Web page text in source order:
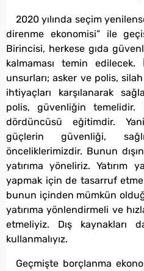
2020 yılında seçim
direnme ekonomisi” ile
Birincisi, herkese gıda
kalmaması temin
unsurları; asker ve polis,
ihtiyaçları karşılanarak
polis, güvenliğin temelidir.
dördüncüsü eğitimdir.
güçlerin güvenliği,
önceliklerimizdir. Bunun
yatırıma yöneliriz. Yatırım
yapmak için de tasarruf
bunun içinden mümkün
yatırıma yönlendirmeli ve
etmeliyiz. Dış kaynakları
kullanmalıyız.
Geçmişte borçlanma